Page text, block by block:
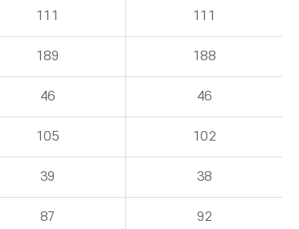
111 111
189 188
46 46
105 102
39 38
87 92